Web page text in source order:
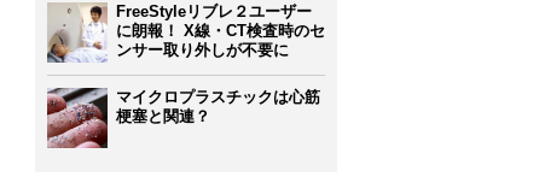
FreeStyleリブレ２ユーザー
に朗報！ X線・CT検査時のセ
ンサー取り外しが不要に
マイクロプラスチックは心筋
梗塞と関連？